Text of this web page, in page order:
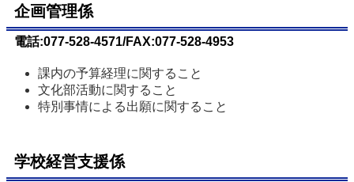
企画管理係
電話:077-528-4571/FAX:077-528-4953
課内の予算経理に関すること
文化部活動に関すること
特別事情による出願に関すること
学校経営支援係